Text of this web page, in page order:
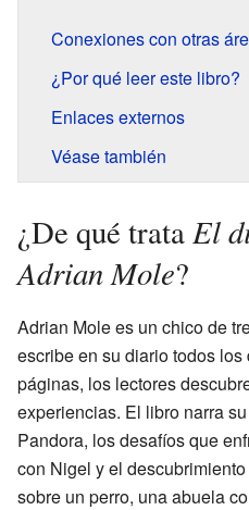
Conexiones con otras
¿Por qué leer este libro?
Enlaces externos
Véase también
¿De qué trata El
Adrian Mole?
Adrian Mole es un chico de
escribe en su diario todos
páginas, los lectores
experiencias. El libro narra
Pandora, los desafíos que
con Nigel y el
sobre un perro, una abuela